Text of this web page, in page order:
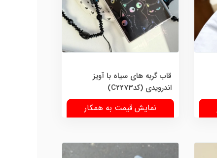
قاب گربه های سیاه با آویز
اندرویدی (کدC2273)
نمایش قیمت به همکار